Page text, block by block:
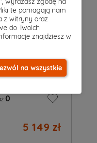
0
5 149 zł
te pomagają nam
z witryny oraz
do Twoich
znajdziesz w
na wszystkie